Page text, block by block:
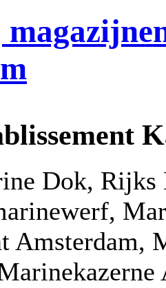
Dok,
Amsterdam,